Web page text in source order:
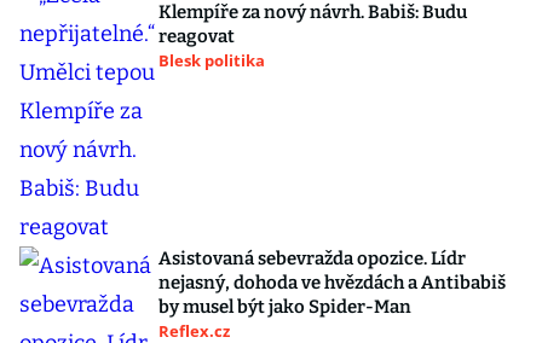
Klempíře za nový návrh. Babiš: Budu
reagovat
Blesk politika
Asistovaná sebevražda opozice. Lídr
nejasný, dohoda ve hvězdách a Antibabiš
by musel být jako Spider-Man
Reflex.cz